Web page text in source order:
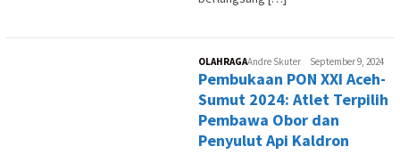
OLAHRAGAAndre Skuter September 9, 2024
Pembukaan PON XXI Aceh-
Sumut 2024: Atlet Terpilih
Pembawa Obor dan
Penyulut Api Kaldron